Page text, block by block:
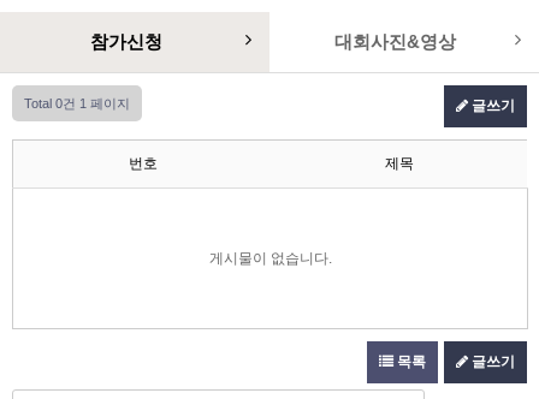
참가신청 대회사진&영상
Total 0건 1 페이지 글쓰기
번호 제목
게시물이 없습니다.
목록 글쓰기